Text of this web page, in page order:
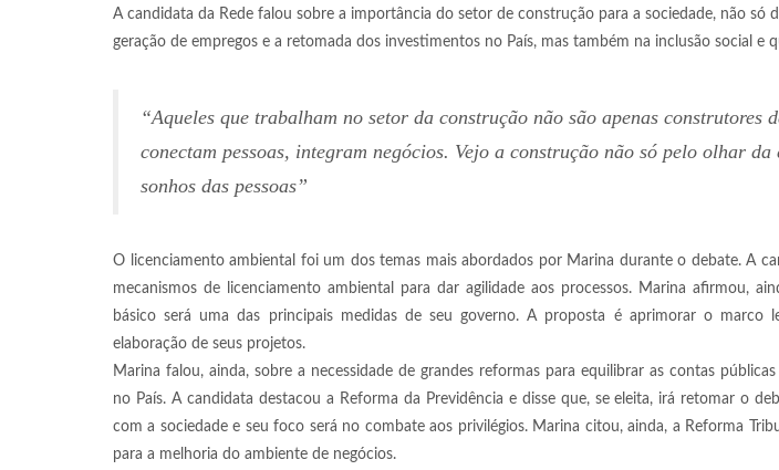
A candidata da Rede falou sobre a importância do setor de construção para a sociedade, não só
geração de empregos e a retomada dos investimentos no País, mas também na inclusão social e
“Aqueles que trabalham no setor da construção não são apenas construtores
conectam pessoas, integram negócios. Vejo a construção não só pelo olhar
sonhos das pessoas”
O licenciamento ambiental foi um dos temas mais abordados por Marina durante o debate. A
mecanismos de licenciamento ambiental para dar agilidade aos processos. Marina afirmou,
básico será uma das principais medidas de seu governo. A proposta é aprimorar o marco
elaboração de seus projetos.
Marina falou, ainda, sobre a necessidade de grandes reformas para equilibrar as contas
no País. A candidata destacou a Reforma da Previdência e disse que, se eleita, irá retomar o
com a sociedade e seu foco será no combate aos privilégios. Marina citou, ainda, a Reforma
para a melhoria do ambiente de negócios.